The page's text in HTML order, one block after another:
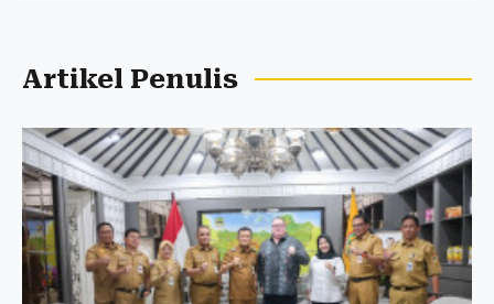
Artikel Penulis